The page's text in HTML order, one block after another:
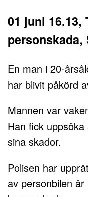
01 juni 16.13,
personskada,
En man i 20-
har blivit påkörd
Mannen var
Han fick
sina skador.
Polisen har
av personbilen